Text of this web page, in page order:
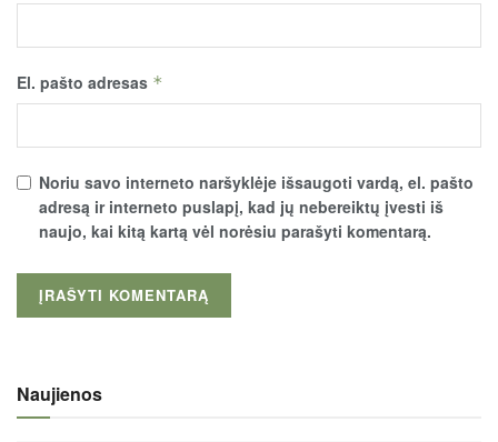
El. pašto adresas *
Noriu savo interneto naršyklėje išsaugoti vardą, el. pašto
adresą ir interneto puslapį, kad jų nebereiktų įvesti iš
naujo, kai kitą kartą vėl norėsiu parašyti komentarą.
Naujienos